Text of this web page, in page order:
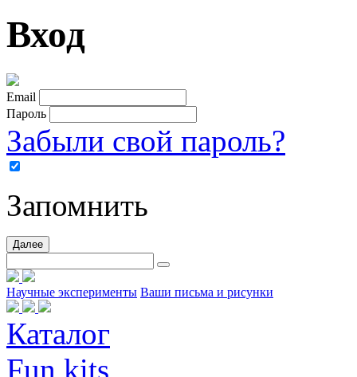
Вход
Email
Пароль
Забыли свой пароль?
Запомнить
Далее
Научные эксперименты Ваши письма и рисунки
Каталог
Fun kits